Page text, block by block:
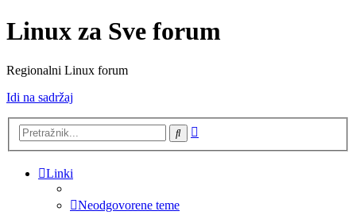
Linux za Sve forum
Regionalni Linux forum
Idi na sadržaj
Pretražnik
Linki
Neodgovorene teme